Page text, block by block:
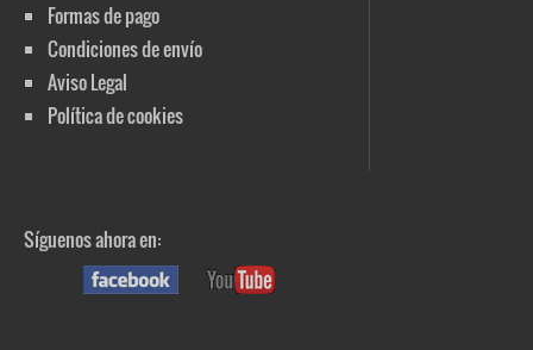
Formas de pago
Condiciones de envío
Aviso Legal
Política de cookies
Síguenos ahora en: